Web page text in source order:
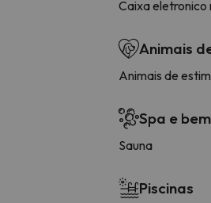
Caixa eletronico
Animais
Animais de
Spa e
Sauna
Piscinas